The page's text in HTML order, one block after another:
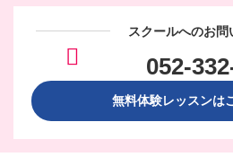
スクールへのお問
052-
無料体験レッスンは